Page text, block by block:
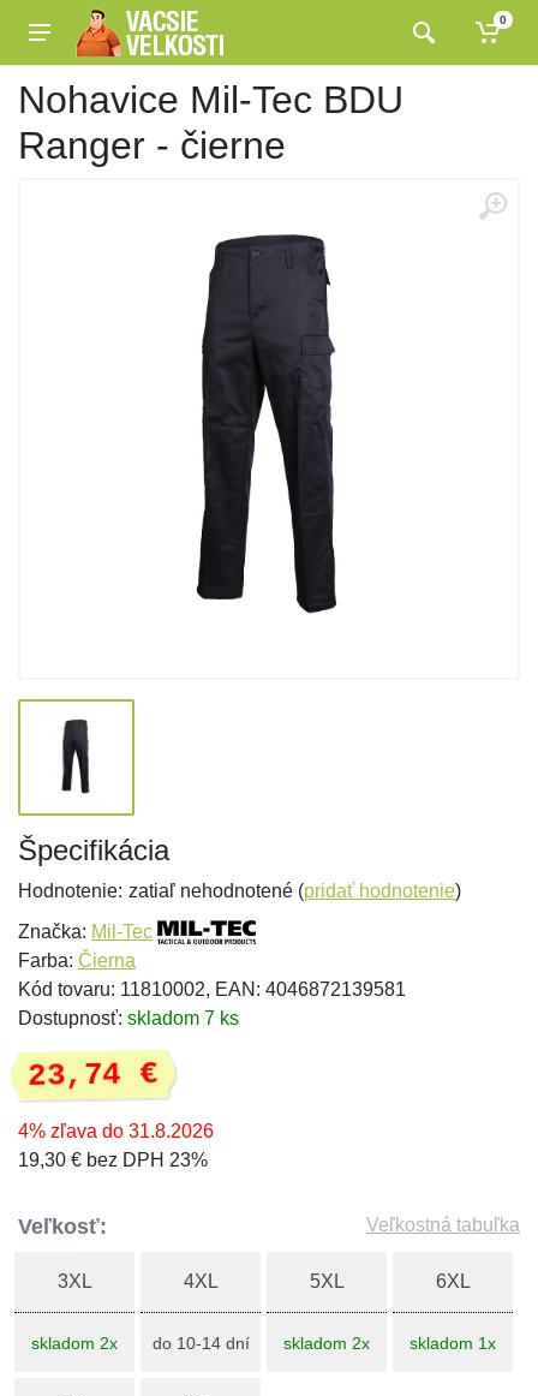
0
Nohavice Mil-Tec BDU
Ranger - čierne
Špecifikácia
Hodnotenie: zatiaľ nehodnotené (pridať hodnotenie)
Značka: Mil-Tec
Farba: Čierna
Kód tovaru: 11810002, EAN: 4046872139581
Dostupnosť: skladom 7 ks
23,74 €
4% zľava do 31.8.2026
19,30 € bez DPH 23%
Veľkosť: Veľkostná tabuľka
3XL
skladom 2x
4XL
do 10-14 dní
5XL
skladom 2x
6XL
skladom 1x